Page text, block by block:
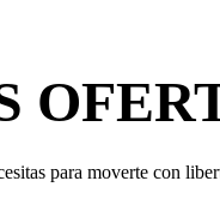
para moverte con